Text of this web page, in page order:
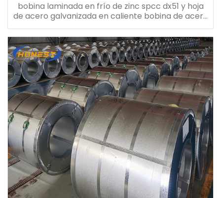
bobina laminada en frío de zinc spcc dx51 y hoja
de acero galvanizada en caliente bobina de acero
galvanizado